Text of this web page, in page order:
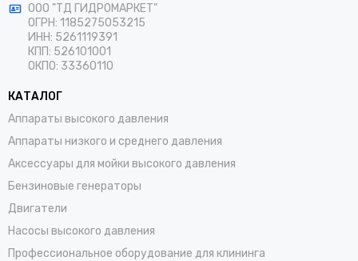
ООО "ТД ГИДРОМАРКЕТ"
ОГРН: 1185275053215
ИНН: 5261119391
КПП: 526101001
ОКПО: 33360110
КАТАЛОГ
Аппараты высокого давления
Аппараты низкого и среднего давления
Аксессуары для мойки высокого давления
Бензиновые генераторы
Двигатели
Насосы высокого давления
Профессиональное оборудование для клининга